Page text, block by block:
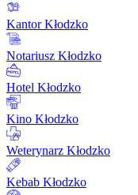
Kantor Kłodzko
Notariusz Kłodzko
Hotel Kłodzko
Kino Kłodzko
Weterynarz Kłodzko
Kebab Kłodzko